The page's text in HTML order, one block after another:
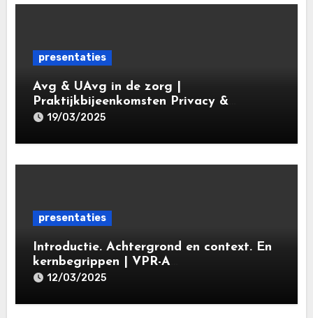
presentaties
Avg & UAvg in de zorg |
Praktijkbijeenkomsten Privacy &
Gegevensbescherming in de Zorg 2025 |
19/03/2025
presentaties
Introductie. Achtergrond en context. En
kernbegrippen | VPR-A
specialisatieopleiding Privacy- en
Leiden Law Academy 18 maart 2025
12/03/2025